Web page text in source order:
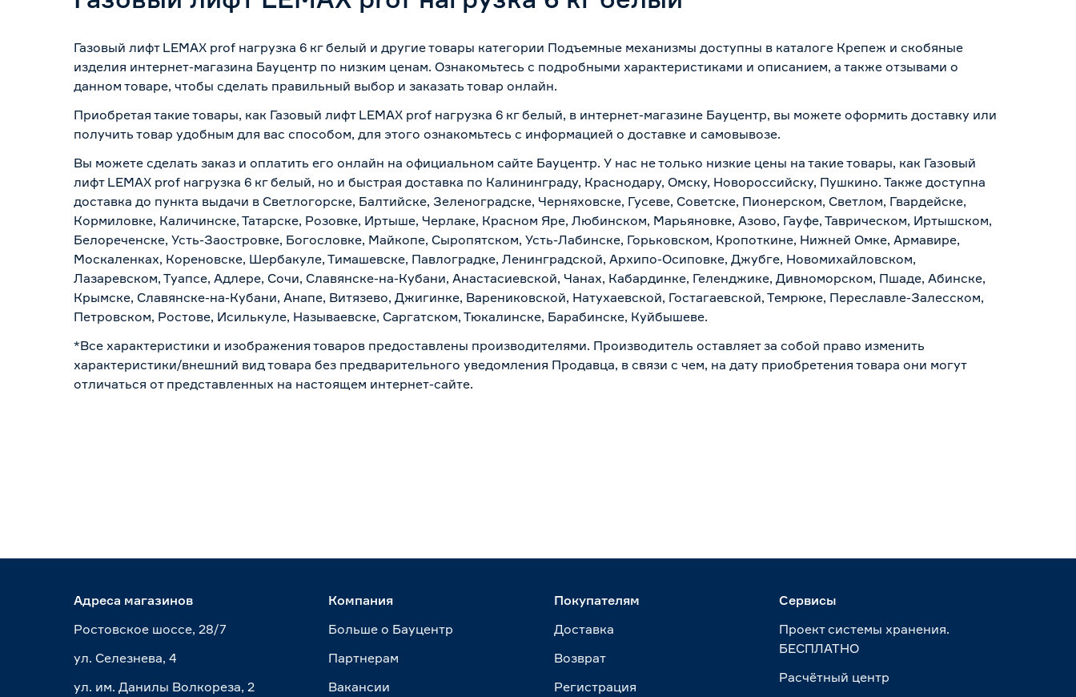
Газовый лифт LEMAX prof нагрузка 6 кг белый и другие товары категории Подъемные механизмы доступны в каталоге Крепеж и скобяные
изделия интернет-магазина Бауцентр по низким ценам. Ознакомьтесь с подробными характеристиками и описанием, а также отзывами о
данном товаре, чтобы сделать правильный выбор и заказать товар онлайн.
Приобретая такие товары, как Газовый лифт LEMAX prof нагрузка 6 кг белый, в интернет-магазине Бауцентр, вы можете оформить доставку или
получить товар удобным для вас способом, для этого ознакомьтесь с информацией о доставке и самовывозе.
Вы можете сделать заказ и оплатить его онлайн на официальном сайте Бауцентр. У нас не только низкие цены на такие товары, как Газовый
лифт LEMAX prof нагрузка 6 кг белый, но и быстрая доставка по Калининграду, Краснодару, Омску, Новороссийску, Пушкино. Также доступна
доставка до пункта выдачи в Светлогорске, Балтийске, Зеленоградске, Черняховске, Гусеве, Советске, Пионерском, Светлом, Гвардейске,
Кормиловке, Каличинске, Татарске, Розовке, Иртыше, Черлаке, Красном Яре, Любинском, Марьяновке, Азово, Гауфе, Таврическом, Иртышском,
Белореченске, Усть-Заостровке, Богословке, Майкопе, Сыропятском, Усть-Лабинске, Горьковском, Кропоткине, Нижней Омке, Армавире,
Москаленках, Кореновске, Шербакуле, Тимашевске, Павлоградке, Ленинградской, Архипо-Осиповке, Джубге, Новомихайловском,
Лазаревском, Туапсе, Адлере, Сочи, Славянске-на-Кубани, Анастасиевской, Чанах, Кабардинке, Геленджике, Дивноморском, Пшаде, Абинске,
Крымске, Славянске-на-Кубани, Анапе, Витязево, Джигинке, Варениковской, Натухаевской, Гостагаевской, Темрюке, Переславле-Залесском,
Петровском, Ростове, Исилькуле, Называевске, Саргатском, Тюкалинске, Барабинске, Куйбышеве.
*Все характеристики и изображения товаров предоставлены производителями. Производитель оставляет за собой право изменить
характеристики/внешний вид товара без предварительного уведомления Продавца, в связи с чем, на дату приобретения товара они могут
отличаться от представленных на настоящем интернет-сайте.
Адреса магазинов
Ростовское шоссе, 28/7
ул. Селезнева, 4
ул. им. Данилы Волкореза, 2
Компания
Больше о Бауцентр
Партнерам
Вакансии
Покупателям
Доставка
Возврат
Регистрация
Сервисы
Проект системы хранения.
БЕСПЛАТНО
Расчётный центр